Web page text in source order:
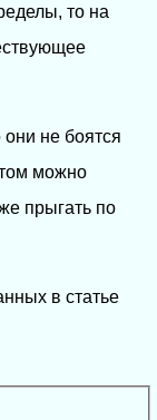
то на
они не боятся
можно
прыгать по
в статье